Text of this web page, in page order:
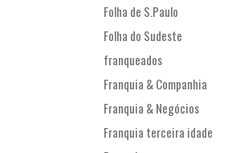
Folha de S.Paulo
Folha do Sudeste
franqueados
Franquia & Companhia
Franquia & Negócios
Franquia terceira idade